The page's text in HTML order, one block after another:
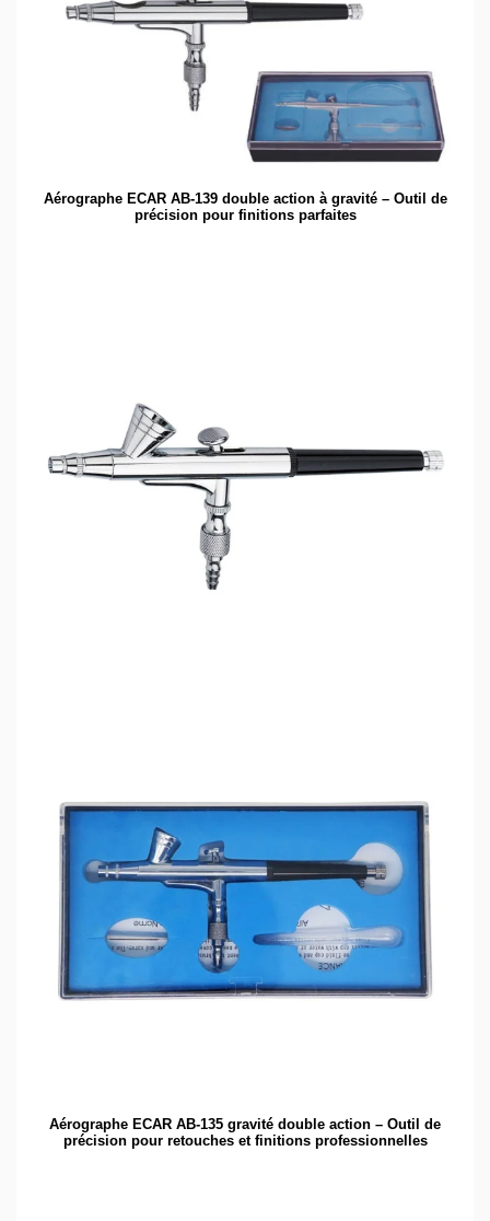
Aérographe ECAR AB-139 double action à gravité – Outil de
précision pour finitions parfaites
Aérographe ECAR AB-135 gravité double action – Outil de
précision pour retouches et finitions professionnelles